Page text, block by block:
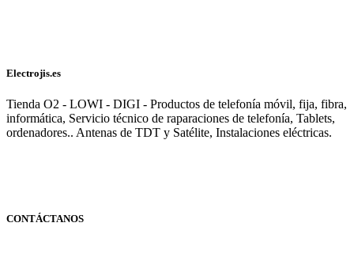
Electrojis.es
Tienda O2 - LOWI - DIGI - Productos de telefonía móvil, fija, fibra,
informática, Servicio técnico de raparaciones de telefonía, Tablets,
ordenadores.. Antenas de TDT y Satélite, Instalaciones eléctricas.
CONTÁCTANOS